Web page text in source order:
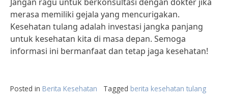
merasa memiliki gejala yang mencurigakan.
Kesehatan tulang adalah investasi jangka panjang
untuk kesehatan kita di masa depan. Semoga
informasi ini bermanfaat dan tetap jaga kesehatan!
Posted in Berita Kesehatan Tagged berita kesehatan tulang